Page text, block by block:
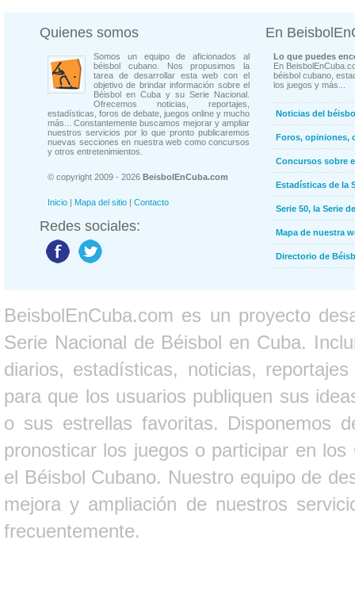
Quienes somos
Somos un equipo de aficionados al
béisbol cubano. Nos propusimos la
tarea de desarrollar esta web con el
objetivo de brindar información sobre el
Béisbol en Cuba y su Serie Nacional.
Ofrecemos noticias, reportajes,
estadísticas, foros de debate, juegos online y mucho
más... Constantemente buscamos mejorar y ampliar
nuestros servicios por lo que pronto publicaremos
nuevas secciones en nuestra web como concursos
y otros entretenimientos.
© copyright 2009 - 2026 BeisbolEnCuba.com
Inicio | Mapa del sitio | Contacto
Redes sociales:
En
Lo que puedes
En
béisbol cubano,
los juegos y más...
Noticias del
Foros, opiniones,
Concursos sobre
Estadísticas de la
Serie 50, la Serie
Mapa de nuestra
Directorio de
BeisbolEnCuba.com es un proyecto
Serie Nacional de Béisbol en Cuba.
diarios, estadísticas, noticias,
para que los usuarios publiquen sus
o sus estrellas favoritas. Disponemos
pronosticar los juegos o participar en
el Béisbol Cubano. Nuestro equipo de
mejora y ampliación de nuestros
frecuentemente.